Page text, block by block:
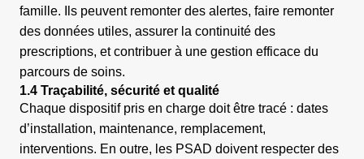
famille. Ils peuvent remonter des alertes, faire remonter
des données utiles, assurer la continuité des
prescriptions, et contribuer à une gestion efficace du
parcours de soins.
1.4 Traçabilité, sécurité et qualité
Chaque dispositif pris en charge doit être tracé : dates
d’installation, maintenance, remplacement,
interventions. En outre, les PSAD doivent respecter des